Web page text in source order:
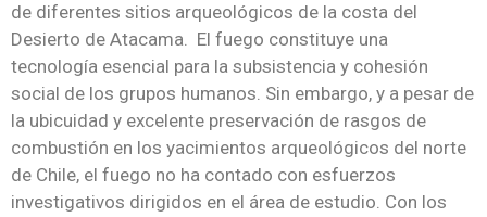
de diferentes sitios arqueológicos de la costa del
Desierto de Atacama. El fuego constituye una
tecnología esencial para la subsistencia y cohesión
social de los grupos humanos. Sin embargo, y a pesar de
la ubicuidad y excelente preservación de rasgos de
combustión en los yacimientos arqueológicos del norte
de Chile, el fuego no ha contado con esfuerzos
investigativos dirigidos en el área de estudio. Con los